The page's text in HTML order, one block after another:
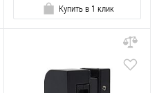
Купить в 1 клик